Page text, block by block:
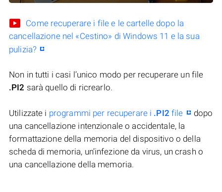
Come recuperare i file e le cartelle dopo la
cancellazione nel «Cestino» di Windows 11 e la sua
pulizia?
Non in tutti i casi l’unico modo per recuperare un file
.PI2 sarà quello di ricrearlo.
Utilizzate i programmi per recuperare i .PI2 file
dopo
una cancellazione intenzionale o accidentale, la
formattazione della memoria del dispositivo o della
scheda di memoria, un’infezione da virus, un crash o
una cancellazione della memoria.